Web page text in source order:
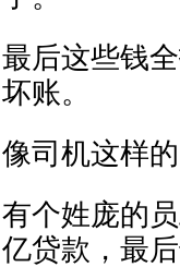
最后这些钱
坏账。
像司机这样的
有个姓庞的
亿贷款，最